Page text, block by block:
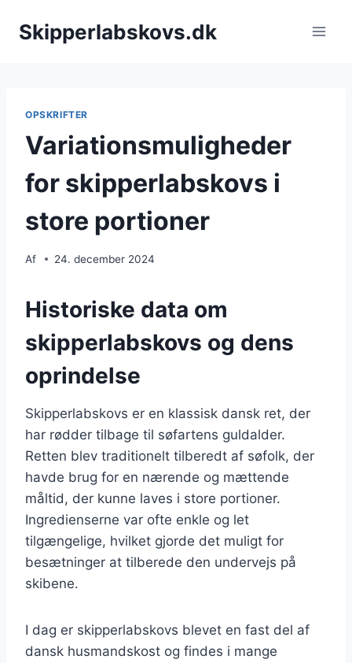
Skipperlabskovs.dk
OPSKRIFTER
Variationsmuligheder
for skipperlabskovs i
store portioner
Af 24. december 2024
Historiske data om
skipperlabskovs og dens
oprindelse
Skipperlabskovs er en klassisk dansk ret, der
har rødder tilbage til søfartens guldalder.
Retten blev traditionelt tilberedt af søfolk, der
havde brug for en nærende og mættende
måltid, der kunne laves i store portioner.
Ingredienserne var ofte enkle og let
tilgængelige, hvilket gjorde det muligt for
besætninger at tilberede den undervejs på
skibene.
I dag er skipperlabskovs blevet en fast del af
dansk husmandskost og findes i mange